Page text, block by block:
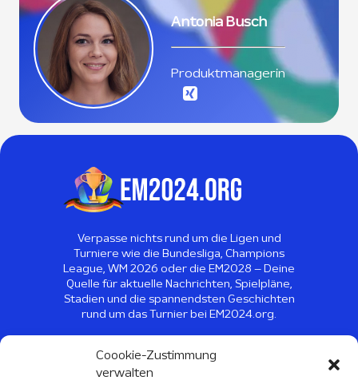
Coookie-Zustimmung
verwalten
Antonia Busch
Produktmanagerin
Verpasse nichts rund um die Ligen und
Turniere wie die Bundesliga, Champions
League, WM 2026 oder die EM2028 – Deine
Quelle für aktuelle Nachrichten, Spielpläne,
Stadien und die spannendsten Geschichten
rund um das Turnier bei EM2024.org.
© 2026
EM2024 - Alle Rechte
vorbehalten